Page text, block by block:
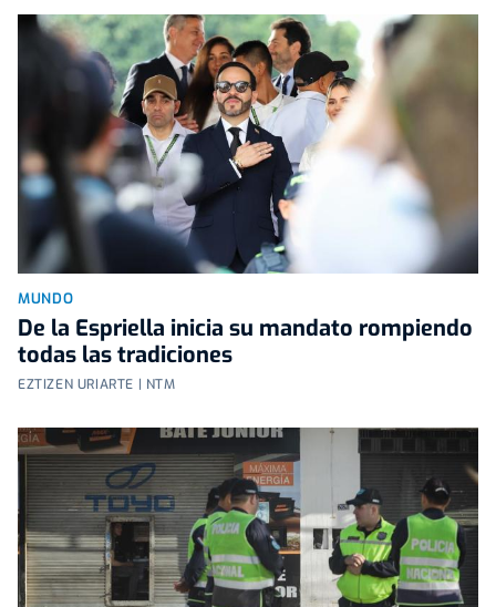
MUNDO
De la Espriella inicia su mandato rompiendo
todas las tradiciones
EZTIZEN URIARTE | NTM